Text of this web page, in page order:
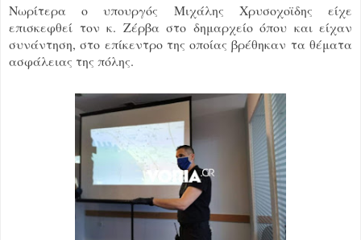
Νωρίτερα ο υπουργός Μιχάλης Χρυσοχοϊδης είχε
επισκεφθεί τον κ. Ζέρβα στο δημαρχείο όπου και είχαν
συνάντηση, στο επίκεντρο της οποίας βρέθηκαν τα θέματα
ασφάλειας της πόλης.